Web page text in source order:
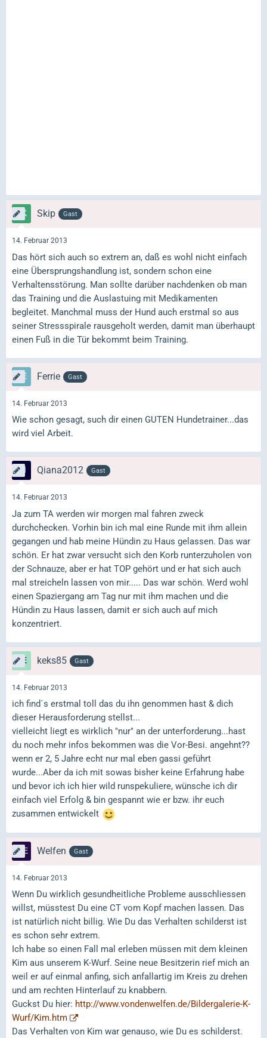
Skip Gast
14. Februar 2013
Das hört sich auch so extrem an, daß es wohl nicht einfach
eine Übersprungshandlung ist, sondern schon eine
Verhaltensstörung. Man sollte darüber nachdenken ob man
das Training und die Auslastuing mit Medikamenten
begleitet. Manchmal muss der Hund auch erstmal so aus
seiner Stressspirale rausgeholt werden, damit man überhaupt
einen Fuß in die Tür bekommt beim Training.
Ferrie Gast
14. Februar 2013
Wie schon gesagt, such dir einen GUTEN Hundetrainer...das
wird viel Arbeit.
Qiana2012 Gast
14. Februar 2013
Ja zum TA werden wir morgen mal fahren zweck
durchchecken. Vorhin bin ich mal eine Runde mit ihm allein
gegangen und hab meine Hündin zu Haus gelassen. Das war
schön. Er hat zwar versucht sich den Korb runterzuholen von
der Schnauze, aber er hat TOP gehört und er hat sich auch
mal streicheln lassen von mir..... Das war schön. Werd wohl
einen Spaziergang am Tag nur mit ihm machen und die
Hündin zu Haus lassen, damit er sich auch auf mich
konzentriert.
keks85 Gast
14. Februar 2013
ich find´s erstmal toll das du ihn genommen hast & dich
dieser Herausforderung stellst...
vielleicht liegt es wirklich "nur" an der unterforderung...hast
du noch mehr infos bekommen was die Vor-Besi. angehnt??
wenn er 2, 5 Jahre echt nur mal eben gassi geführt
wurde...Aber da ich mit sowas bisher keine Erfahrung habe
und bevor ich ich hier wild runspekuliere, wünsche ich dir
einfach viel Erfolg & bin gespannt wie er bzw. ihr euch
zusammen entwickelt
Welfen Gast
14. Februar 2013
Wenn Du wirklich gesundheitliche Probleme ausschliessen
willst, müsstest Du eine CT vom Kopf machen lassen. Das
ist natürlich nicht billig. Wie Du das Verhalten schilderst ist
es schon sehr extrem.
Ich habe so einen Fall mal erleben müssen mit dem kleinen
Kim aus unserem K-Wurf. Seine neue Besitzerin rief mich an
weil er auf einmal anfing, sich anfallartig im Kreis zu drehen
und am rechten Hinterlauf zu knabbern.
Guckst Du hier: http://www.vondenwelfen.de/Bildergalerie-K-
Wurf/Kim.htm
Das Verhalten von Kim war genauso, wie Du es schilderst.